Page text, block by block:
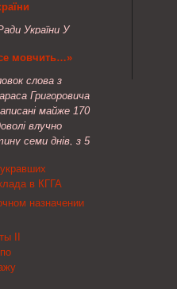
України У
голови
рада
області) та
першої
254к/96-ВР ),
частин першої
Верховної Ради
місцевих рад та
голів"( 2487-17 )
мовчить…»
слова з
Григоровича
майже 170
влучно
семи днів, з 5
в КГГА
назначении
ІІ